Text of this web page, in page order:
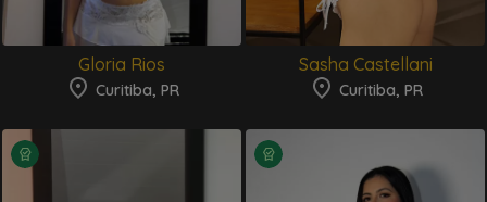
Gloria Rios
Curitiba, PR
Sasha Castellani
Curitiba, PR